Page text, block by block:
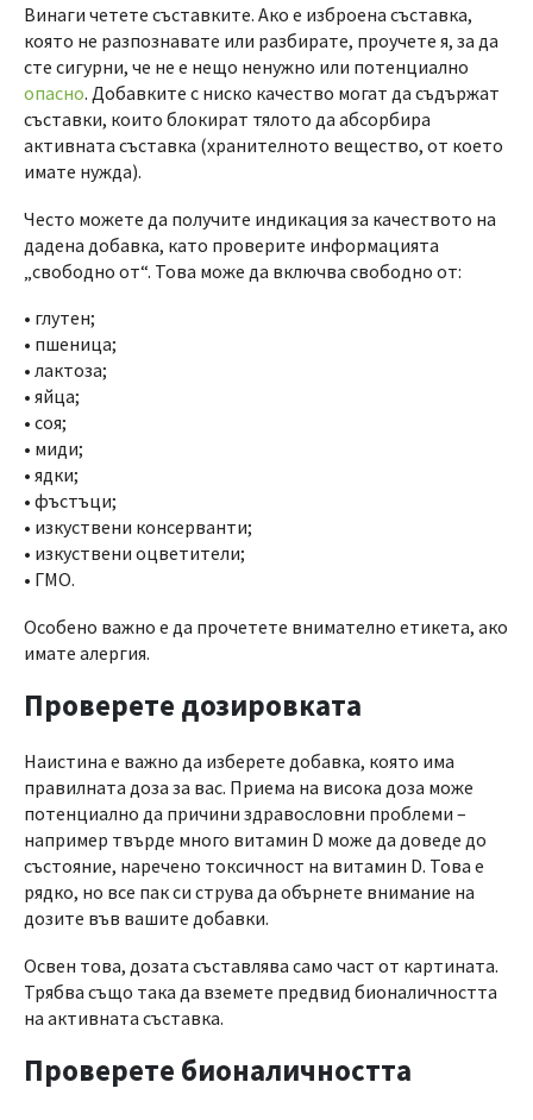
Винаги четете съставките. Ако е изброена съставка,
която не разпознавате или разбирате, проучете я, за да
сте сигурни, че не е нещо ненужно или потенциално
опасно. Добавките с ниско качество могат да съдържат
съставки, които блокират тялото да абсорбира
активната съставка (хранителното вещество, от което
имате нужда).
Често можете да получите индикация за качеството на
дадена добавка, като проверите информацията
„свободно от“. Това може да включва свободно от:
• глутен;
• пшеница;
• лактоза;
• яйца;
• соя;
• миди;
• ядки;
• фъстъци;
• изкуствени консерванти;
• изкуствени оцветители;
• ГМО.
Особено важно е да прочетете внимателно етикета, ако
имате алергия.
Проверете дозировката
Наистина е важно да изберете добавка, която има
правилната доза за вас. Приема на висока доза може
потенциално да причини здравословни проблеми –
например твърде много витамин D може да доведе до
състояние, наречено токсичност на витамин D. Това е
рядко, но все пак си струва да обърнете внимание на
дозите във вашите добавки.
Освен това, дозата съставлява само част от картината.
Трябва също така да вземете предвид бионаличността
на активната съставка.
Проверете бионаличността